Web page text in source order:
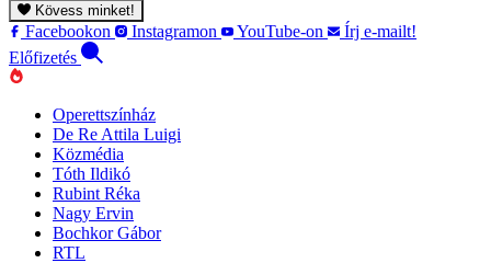
Kövess minket!
Facebookon Instagramon YouTube-on
Írj e-mailt!
Előfizetés
Operettszínház
De Re Attila Luigi
Közmédia
Tóth Ildikó
Rubint Réka
Nagy Ervin
Bochkor Gábor
RTL